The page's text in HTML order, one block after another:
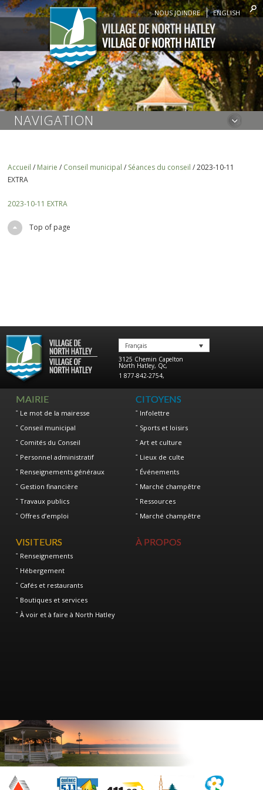
NOUS JOINDRE ENGLISH
NAVIGATION
Accueil / Mairie / Conseil municipal / Séances du conseil /2023-10-11
EXTRA
2023-10-11 EXTRA
Top of page
Français
3125 Chemin Capelton
North Hatley, Qc,
1 877-842-2754,
MAIRIE
Le mot de la mairesse
Conseil municipal
Comités du Conseil
Personnel administratif
Renseignements généraux
Gestion financière
Travaux publics
Offres d’emploi
CITOYENS
Infolettre
Sports et loisirs
Art et culture
Lieux de culte
Événements
Marché champêtre
Ressources
Marché champêtre
VISITEURS
Renseignements
Hébergement
Cafés et restaurants
Boutiques et services
À voir et à faire à North Hatley
À PROPOS